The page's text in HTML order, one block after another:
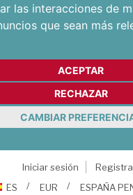
las interacciones de
que sean más
ACEPTAR
RECHAZAR
CAMBIAR
Iniciar sesión
ES
EUR ESPAÑA